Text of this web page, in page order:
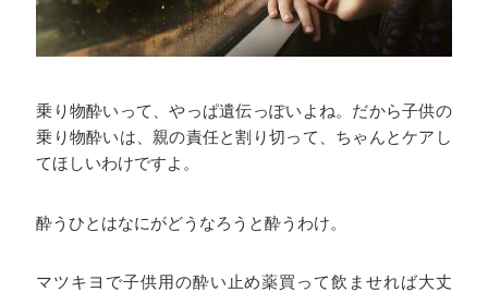
乗り物酔いって、やっぱ遺伝っぽいよね。だから子供の
乗り物酔いは、親の責任と割り切って、ちゃんとケアし
てほしいわけですよ。
酔うひとはなにがどうなろうと酔うわけ。
マツキヨで子供用の酔い止め薬買って飲ませれば大丈